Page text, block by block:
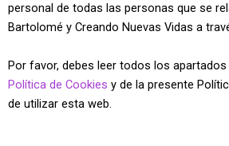
personal de todas las personas que se
Bartolomé y Creando Nuevas Vidas a
Por favor, debes leer todos los apartados
Política de Cookies y de la presente
de utilizar esta web.